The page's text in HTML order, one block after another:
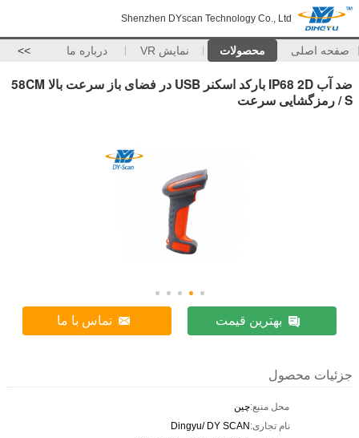
Shenzhen DYscan Technology Co., Ltd
صفحه اصلی محصولات نمایش VR درباره ما >>
ضد آب IP68 2D بارکد اسکنر USB در فضای باز سرعت بالا 58CM
/ S رمزگشایی سرعت
بهترین قیمت تماس با ما
جزئیات محصول
محل منبع:چين
نام تجاری:Dingyu/ DY SCAN